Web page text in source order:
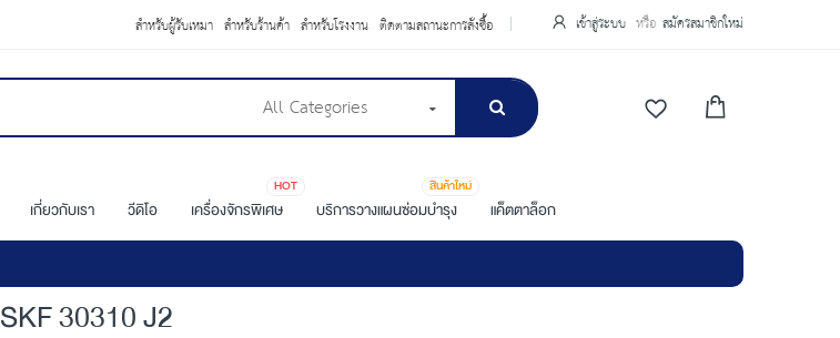
สำหรับผู้รับเหมา สำหรับร้านค้า สำหรับโรงงาน ติดตามสถานะการสั่งซื้อ เข้าสู่ระบบ สมัครสมาชิกใหม่
All Categories
เกี่ยวกับเรา วีดิโอ เครื่องจักรพิเศษ
HOT
บริการวางแผนซ่อมบำรุง
สินค้าใหม่
แค็ตตาล็อก
SKF 30310 J2